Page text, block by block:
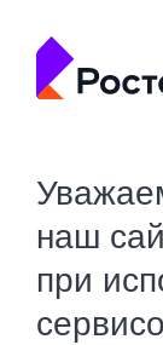
наш
при